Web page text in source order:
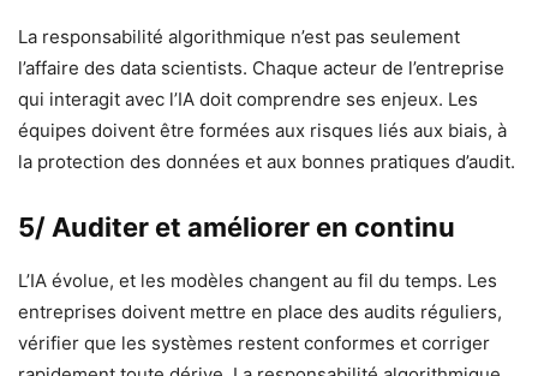
La responsabilité algorithmique n’est pas seulement
l’affaire des data scientists. Chaque acteur de l’entreprise
qui interagit avec l’IA doit comprendre ses enjeux. Les
équipes doivent être formées aux risques liés aux biais, à
la protection des données et aux bonnes pratiques d’audit.
5/ Auditer et améliorer en continu
L’IA évolue, et les modèles changent au fil du temps. Les
entreprises doivent mettre en place des audits réguliers,
vérifier que les systèmes restent conformes et corriger